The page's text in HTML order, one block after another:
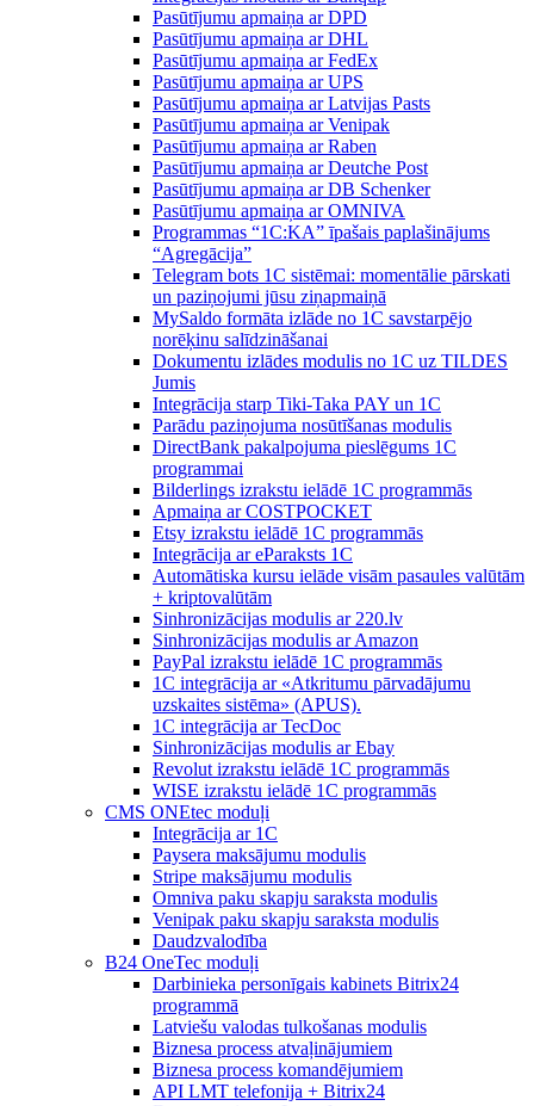
Pasūtījumu apmaiņa ar DPD
Pasūtījumu apmaiņa ar DHL
Pasūtījumu apmaiņa ar FedEx
Pasūtījumu apmaiņa ar UPS
Pasūtījumu apmaiņa ar Latvijas Pasts
Pasūtījumu apmaiņa ar Venipak
Pasūtījumu apmaiņa ar Raben
Pasūtījumu apmaiņa ar Deutche Post
Pasūtījumu apmaiņa ar DB Schenker
Pasūtījumu apmaiņa ar OMNIVA
Programmas “1C:KA” īpašais paplašinājums
“Agregācija”
Telegram bots 1C sistēmai: momentālie pārskati
un paziņojumi jūsu ziņapmaiņā
MySaldo formāta izlāde no 1C savstarpējo
norēķinu salīdzināšanai
Dokumentu izlādes modulis no 1C uz TILDES
Jumis
Integrācija starp Tiki-Taka PAY un 1C
Parādu paziņojuma nosūtīšanas modulis
DirectBank pakalpojuma pieslēgums 1C
programmai
Bilderlings izrakstu ielādē 1C programmās
Apmaiņa ar COSTPOCKET
Etsy izrakstu ielādē 1C programmās
Integrācija ar eParaksts 1C
Automātiska kursu ielāde visām pasaules valūtām
+ kriptovalūtām
Sinhronizācijas modulis ar 220.lv
Sinhronizācijas modulis ar Amazon
PayPal izrakstu ielādē 1C programmās
1C integrācija ar «Atkritumu pārvadājumu
uzskaites sistēma» (APUS).
1C integrācija ar TecDoc
Sinhronizācijas modulis ar Ebay
Revolut izrakstu ielādē 1C programmās
WISE izrakstu ielādē 1C programmās
CMS ONEtec moduļi
Integrācija ar 1C
Paysera maksājumu modulis
Stripe maksājumu modulis
Omniva paku skapju saraksta modulis
Venipak paku skapju saraksta modulis
Daudzvalodība
B24 OneTec moduļi
Darbinieka personīgais kabinets Bitrix24
programmā
Latviešu valodas tulkošanas modulis
Biznesa process atvaļinājumiem
Biznesa process komandējumiem
API LMT telefonija + Bitrix24